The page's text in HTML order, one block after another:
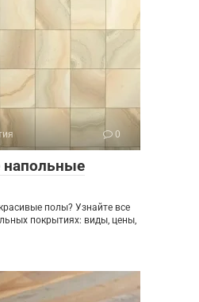
0
полы? Узнайте все
покрытиях: виды, цены,